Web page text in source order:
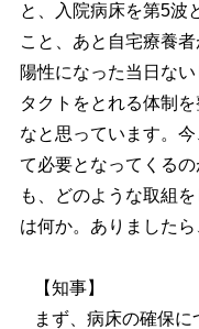
と、入院病床を第5波
こと、あと自宅療養
陽性になった当日な
タクトをとれる体制
なと思っています。
て必要となってくる
も、どのような取組
は何か。ありましたら
【知事】
まず、病床の確保